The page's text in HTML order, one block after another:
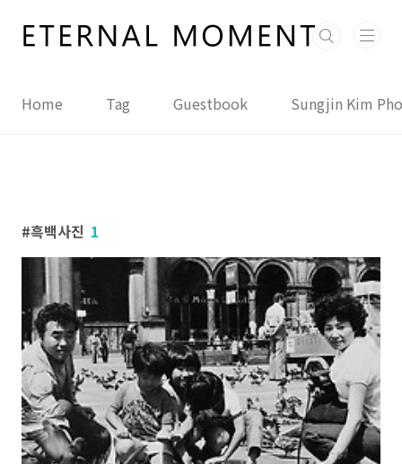
Home Tag Guestbook Sungjin Kim
흑백사진 1